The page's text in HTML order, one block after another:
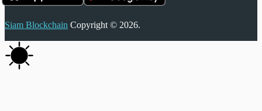
Siam Blockchain Copyright © 2026.